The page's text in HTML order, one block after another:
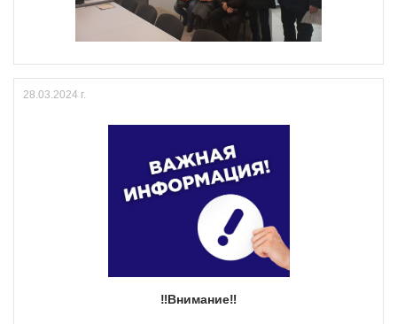
28.03.2024 г.
‼️Внимание‼️